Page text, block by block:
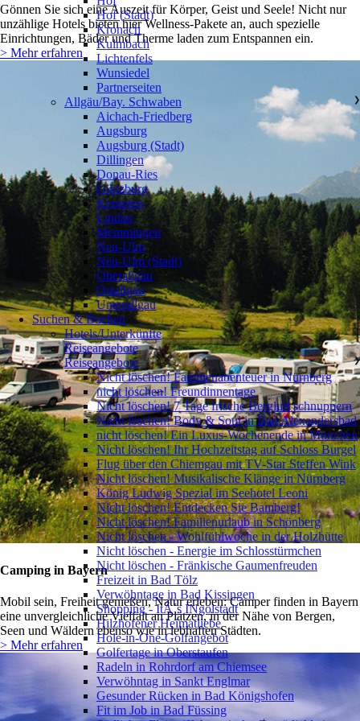
Gönnen Sie sich eine Auszeit für Körper, Geist und Seele! Nicht nur
unzählige Hotels bieten hier Wellness-Pakete an, auch spezielle
Einrichtungen, Bäder und Therme laden zum Entspannen ein.
> Mehr erfahren
Camping in Bayern
Mobil sein, Freiheit genießen, Natur erleben: Camper finden in Bayern
eine unvergleichliche Vielfalt an Plätzen, in der Nähe von Bergen,
Seen und Wäldern ebenso wie in lebhaften Städten.
> Mehr erfahren
Hof (Stadt)
Kronach
Kulmbach
Lichtenfels
Wunsiedel
Partnerseiten
Allgäu/Bay. Schwaben
❯
Aichach-Friedberg
Augsburg
Augsburg (Stadt)
Dillingen
Donau-Ries
Günzburg
Kempten
Lindau
Memmingen
Neu-Ulm
Neu-Ulm (Stadt)
Oberallgäu
Ostallgäu
Unterallgäu
Suchen & Buchen
Hotels/Unterkünfte
Reiseangebote
Reiseangebote
❯
Nicht löschen! Familienabenteuer in Nürnberg
nicht löschen! Freundinnentage
Nicht löschen! 7 Tage frische Bergluft schnuppern
Nicht löschen! Body & Soul in Bad Alexandersbad
nicht löschen! Ein Luxus-Wochenende in München
Nicht löschen! Ihr Hochzeitstag auf Schloss Burgel
Flug über den Chiemgau mit TV-Star Steffen Wink
Nicht löschen! Musikalische Klänge in Nürnberg
König Ludwig Spezial im Seehotel Leoni
Nicht löschen! Entdecken Sie Bamberg!
Nicht löschen! Familienurlaub in Schönberg
Nicht löschen - Wohlfühlwoche in der Holzhütte
Nicht löschen - Energie im Schlosstürmchen
Nicht löschen - Fränkische Gaumenfreuden
Freizeit in Bad Tölz
Verwöhntage in Bad Kissingen
Shopping - ItÂ´s INgolstadt
Hilzhofener Heimatliebe
Hole-in-One-Golfangebot
Golfertage in Oberstaufen
Radeln in Rohrdorf am Chiemsee
Verwöhntag in Sankt Englmar
Gesunder Rücken in Bad Königshofen
Fit im Job in Bad Füssing